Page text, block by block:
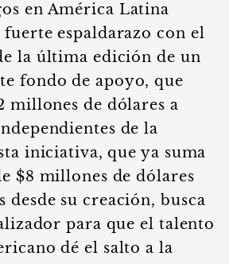
en América Latina
espaldarazo con el
la última edición de un
fondo de apoyo, que
millones de dólares a
de la
iniciativa, que ya suma
$8 millones de dólares
desde su creación, busca
para que el talento
dé el salto a la